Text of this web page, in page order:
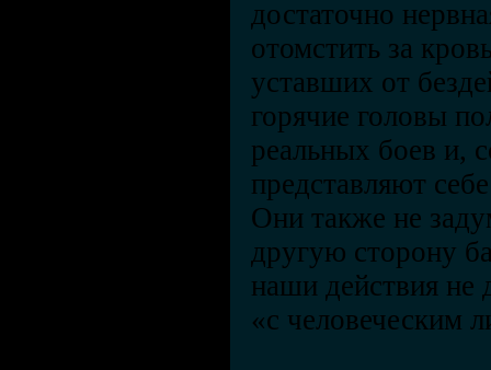
достаточно
отомстить за
уставших от
горячие головы
реальных боев и,
представляют
Они также не
другую сторону
наши действия
«с человеческим